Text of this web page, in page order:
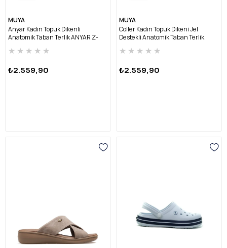
MUYA
Anyar Kadın Topuk Dikenli
Anatomik Taban Terlik ANYAR Z-
★ ★ ★ ★ ★
₺2.559,90
MUYA
Coller Kadın Topuk Dikeni Jel
Destekli Anatomik Taban Terlik
★ ★ ★ ★ ★
₺2.559,90